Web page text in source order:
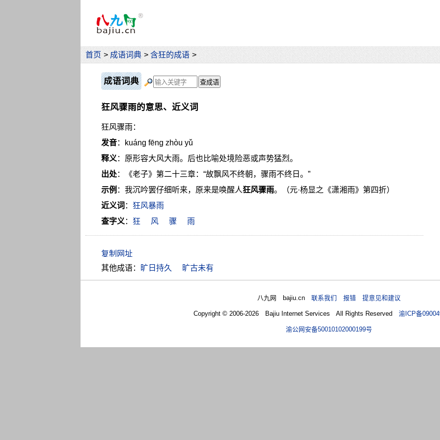
首页 > 成语词典 > 含狂的成语 >
成语词典
狂风骤雨的意思、近义词
狂风骤雨：
发音：kuáng fēng zhòu yǔ
释义 ：原形容大风大雨。后也比喻处境险恶或声势猛烈。
出处：《老子》第二十三章：“故飘风不终朝，骤雨不终日。”
示例 ：我沉吟罢仔细听来，原来是唤醒人狂风骤雨。（元·杨显之《潇湘雨》第四折）
近义词 ： 狂风暴雨
查字义 ： 狂 风 骤 雨
其他成语： 旷日持久 旷古未有
八九网 bajiu.cn联系我们 报错 提意见和建议
Copyright © 2006-2026 Bajiu Internet Services All Rights Reserved 渝ICP备
渝公网安备50010102000199号